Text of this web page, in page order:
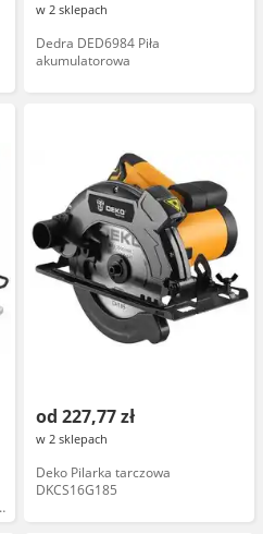
w 2 sklepach
Dedra DED6984 Piła
akumulatorowa
od 227,77 zł
w 2 sklepach
Deko Pilarka tarczowa
DKCS16G185